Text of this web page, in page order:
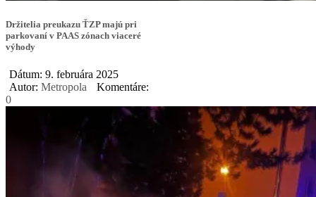
Držitelia preukazu ŤZP majú pri
parkovaní v PAAS zónach viaceré
výhody
Dátum: 9. februára 2025
Autor: Metropola
Komentáre:
0